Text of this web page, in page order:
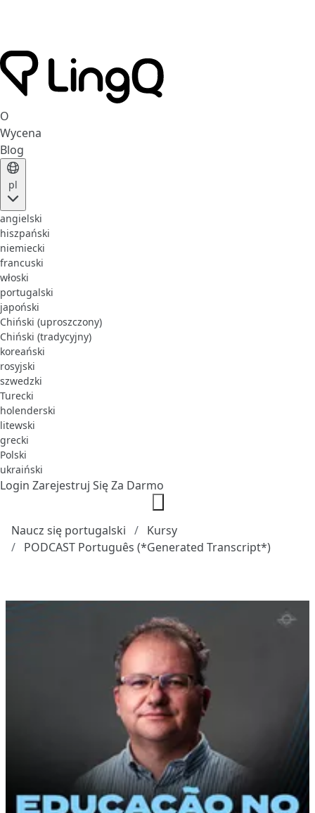
O
Wycena
Blog
pl
angielski
hiszpański
niemiecki
francuski
włoski
portugalski
japoński
Chiński (uproszczony)
Chiński (tradycyjny)
koreański
rosyjski
szwedzki
Turecki
holenderski
litewski
grecki
Polski
ukraiński
Login Zarejestruj Się Za Darmo
Naucz się portugalski
Kursy
PODCAST Português (*Generated Transcript*)